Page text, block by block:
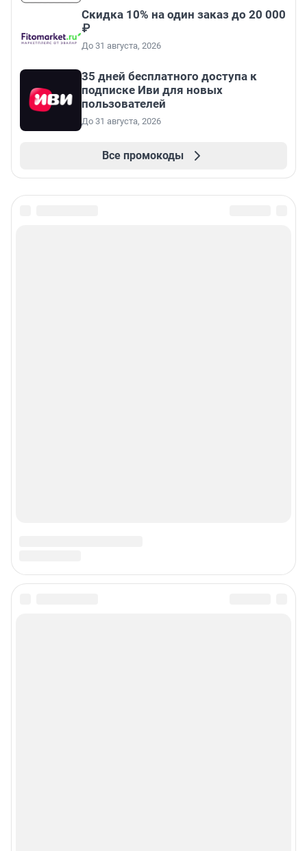
Скидка 10% на один заказ до 20 000
₽
До 31 августа, 2026
35 дней бесплатного доступа к
подписке Иви для новых
пользователей
До 31 августа, 2026
Все промокоды